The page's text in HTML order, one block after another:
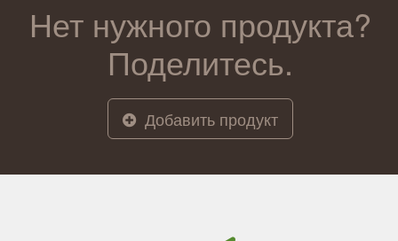
Нет нужного продукта?
Поделитесь.
Добавить продукт